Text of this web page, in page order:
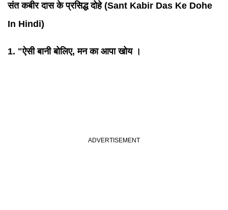
संत कबीर दास के प्रसिद्ध दोहे (Sant Kabir Das Ke Dohe
In Hindi)
1. "ऐसी बानी बोलिए, मन का आपा खोय ।